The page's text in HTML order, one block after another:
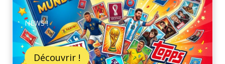
NEWS !
Découvrir !